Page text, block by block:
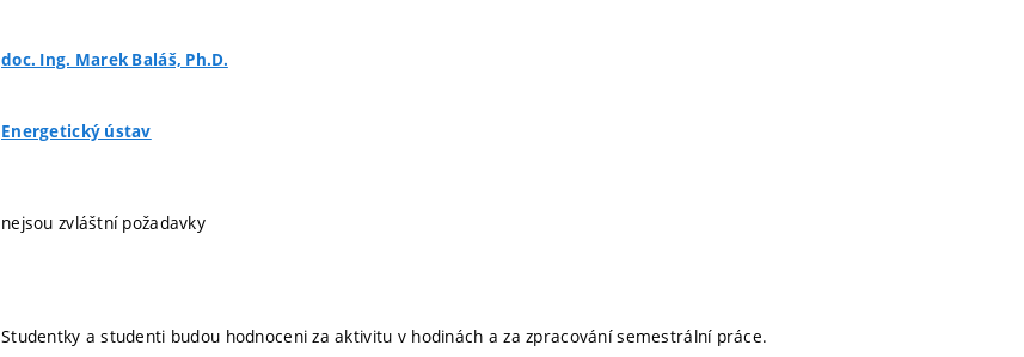
doc. Ing. Marek Baláš, Ph.D.
Energetický ústav
nejsou zvláštní požadavky
Studentky a studenti budou hodnoceni za aktivitu v hodinách a za zpracování semestrální práce.